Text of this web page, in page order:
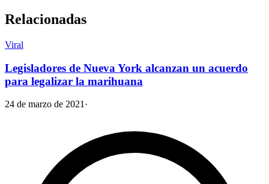
Relacionadas
Viral
Legisladores de Nueva York alcanzan un acuerdo
para legalizar la marihuana
24 de marzo de 2021 ·